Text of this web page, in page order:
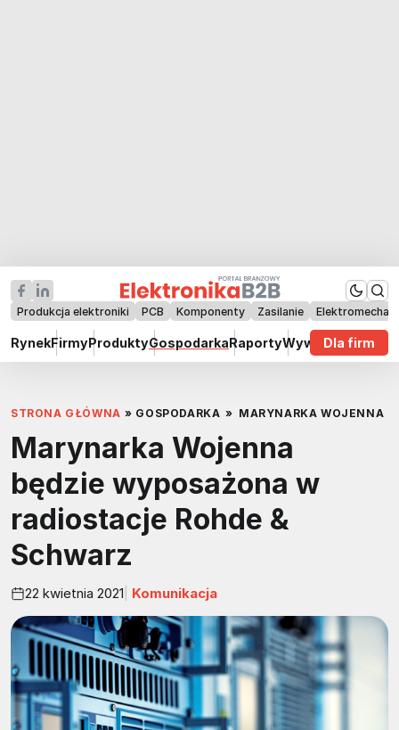
Produkcja elektroniki PCB Komponenty Zasilanie
RynekFirmyProduktyGospodarkaRaportyWywiadyDla firm
STRONA GŁÓWNA » GOSPODARKA » MARYNARKA WOJENNA
Marynarka Wojenna
będzie wyposażona w
radiostacje Rohde &
Schwarz
22 kwietnia 2021 Komunikacja